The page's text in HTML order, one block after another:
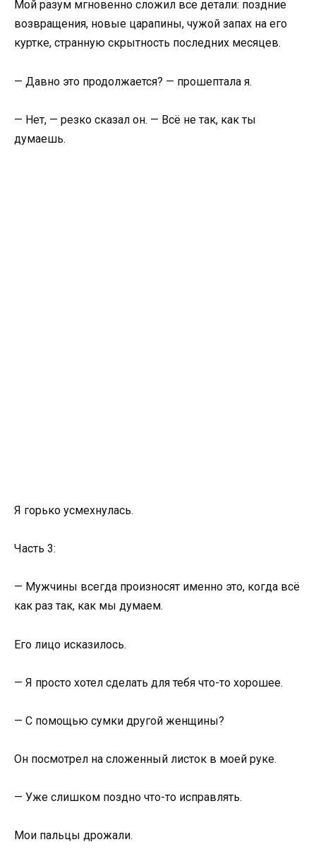
Мой разум мгновенно сложил все детали: поздние
возвращения, новые царапины, чужой запах на его
куртке, странную скрытность последних месяцев.
— Давно это продолжается? — прошептала я.
— Нет, — резко сказал он. — Всё не так, как ты
думаешь.
Я горько усмехнулась.
Часть 3:
— Мужчины всегда произносят именно это, когда всё
как раз так, как мы думаем.
Его лицо исказилось.
— Я просто хотел сделать для тебя что-то хорошее.
— С помощью сумки другой женщины?
Он посмотрел на сложенный листок в моей руке.
— Уже слишком поздно что-то исправлять.
Мои пальцы дрожали.